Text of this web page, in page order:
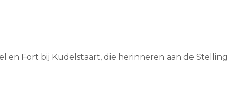
en Fort bij Kudelstaart, die herinneren aan de Stelling